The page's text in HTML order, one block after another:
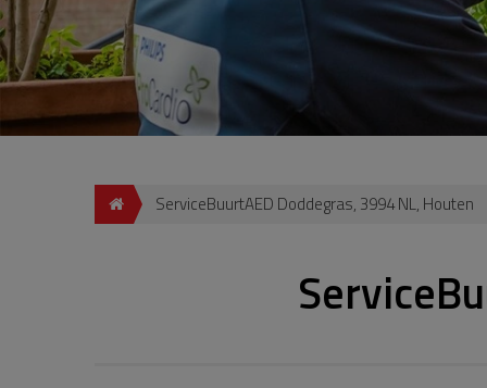
ServiceBuurtAED Doddegras, 3994 NL, Houten